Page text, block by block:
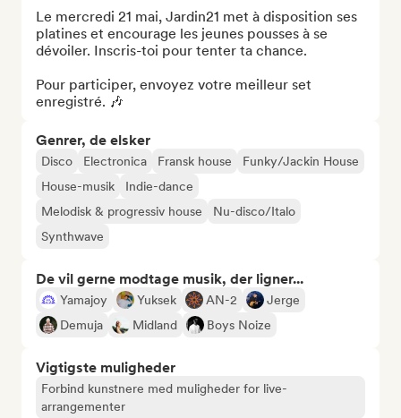
Le mercredi 21 mai, Jardin21 met à disposition ses
platines et encourage les jeunes pousses à se
dévoiler. Inscris-toi pour tenter ta chance.
Pour participer, envoyez votre meilleur set
enregistré. 🎶
Genrer, de elsker
Disco Electronica Fransk house
Funky/Jackin House
House-musik
Indie-dance
Melodisk & progressiv house
Nu-disco/Italo
Synthwave
De vil gerne modtage musik, der ligner...
Yamajoy Yuksek AN-2
Jerge
Demuja
Midland Boys Noize
Vigtigste muligheder
Forbind kunstnere med muligheder for live-
arrangementer